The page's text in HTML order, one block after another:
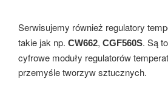
Serwisujemy również regulatory
takie jak np. CW662, CGF560S. Są
cyfrowe moduły regulatorów
przemyśle tworzyw sztucznych.